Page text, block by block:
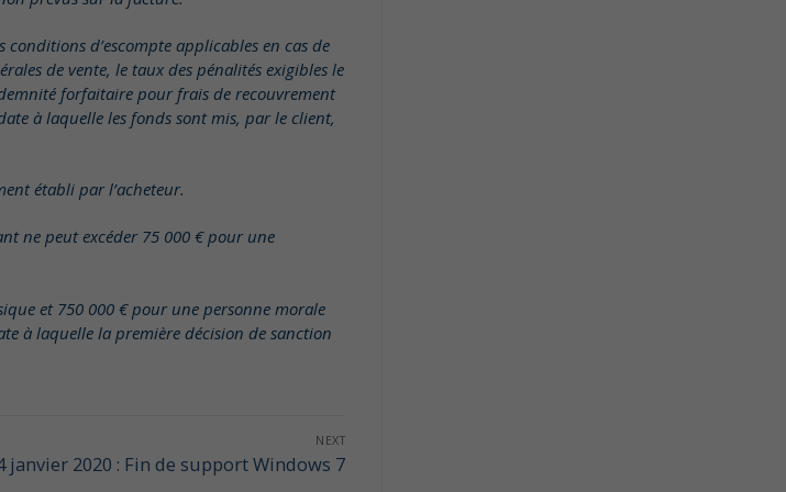
d’escompte applicables en cas de
de vente, le taux des pénalités exigibles le
forfaitaire pour frais de recouvrement
à laquelle les fonds sont mis, par le client,
établi par l’acheteur.
ne peut excéder 75 000 € pour une
et 750 000 € pour une personne morale
à laquelle la première décision de sanction
NEXT
janvier 2020 : Fin de support Windows 7